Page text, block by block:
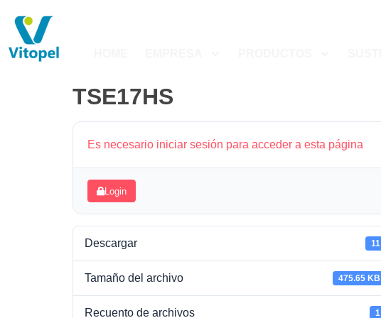
TSE17HS
Es necesario iniciar sesión para acceder a esta página
Login
Descargar 11
Tamaño del archivo 475.65 KB
Recuento de archivos 1